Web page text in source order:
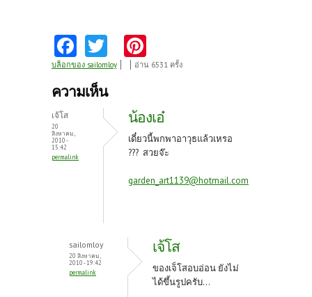
Fa
ce
b
k
w
itt
nt
es
t
บล็อกของ sailomloy อ่าน 6531 ครั้ง
ความเห็น
เจ้โส
20
สิงหาคม,
2010 -
15:42
permalink
น้องเอ๋
เดี๋ยวนี้พกพาอาวุธแล้วเหรอ
??? สวยจ๊ะ
garden_art1139@hotmail.com
sailomloy
20 สิงหาคม,
2010 - 19:42
permalink
เจ้โส
ของเจ็โสอบอ่อน ยังไม่
ได้ขึ้นรูปครับ...